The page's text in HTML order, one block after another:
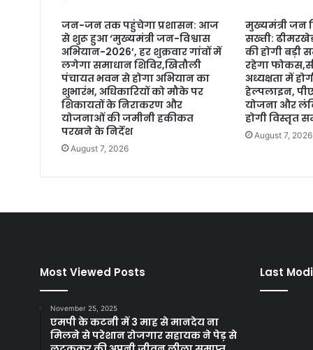
जन-जन तक पहुंचेगा प्रशासन: आज
से शुरू हुआ ‘मुख्यमंत्री जन-विश्वास
अभियान-2026’, हर शुक्रवार गांवों में
लगेगा समाधान शिविर,खितौली
पंचायत भवन से होगा अभियान का
शुभारंभ, अधिकारियों को मौके पर
शिकायतों के निराकरण और
योजनाओं की जमीनी हकीकत
परखने के निर्देश
August 7, 2026
मुख्यमंत्री जन
सख्ती:
की होगी बड़ी
रहेगा
अध्यक्षता में
हेल्पलाइन,
योजना और
होगी विस्तृत
August 7, 2026
Most Viewed Posts
November 25, 2025
एमपी के कटनी में 3 माह से मानदेय ना
मिलने से परेशान रोजगार सहायक ने पेड़ से
Last